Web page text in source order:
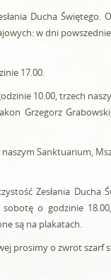
Ducha Świętego.
w dni powszednie
17.00.
10.00, trzech
Grzegorz
Sanktuarium,
Zesłania Ducha
o godzinie
są na plakatach.
prosimy o zwrot szarf